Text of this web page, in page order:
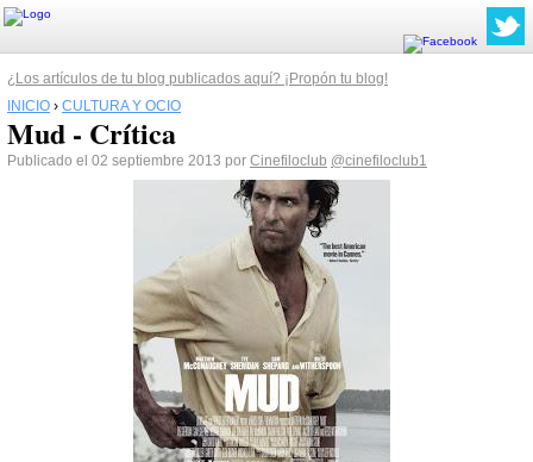
¿Los artículos de tu blog publicados aquí? ¡Propón tu blog!
INICIO › CULTURA Y OCIO
Mud - Crítica
Publicado el 02 septiembre 2013 por Cinefiloclub @cinefiloclub1